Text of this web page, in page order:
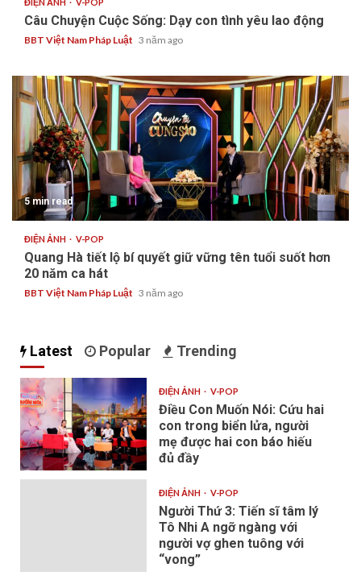
Câu Chuyện Cuộc Sống: Dạy con tình yêu lao động
BBT Việt Nam Pháp Luật 3 năm ago
5 min read
ĐIỆN ẢNH V-POP
Quang Hà tiết lộ bí quyết giữ vững tên tuổi suốt hơn
20 năm ca hát
BBT Việt Nam Pháp Luật 3 năm ago
Latest Popular Trending
ĐIỆN ẢNH V-POP
Điều Con Muốn Nói: Cứu hai
con trong biển lửa, người
mẹ được hai con báo hiếu
đủ đầy
ĐIỆN ẢNH V-POP
Người Thứ 3: Tiến sĩ tâm lý
Tô Nhi A ngỡ ngàng với
người vợ ghen tuông với
“vong”